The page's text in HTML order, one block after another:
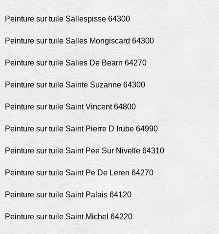
Peinture sur tuile Sallespisse 64300
Peinture sur tuile Salles Mongiscard 64300
Peinture sur tuile Salies De Bearn 64270
Peinture sur tuile Sainte Suzanne 64300
Peinture sur tuile Saint Vincent 64800
Peinture sur tuile Saint Pierre D Irube 64990
Peinture sur tuile Saint Pee Sur Nivelle 64310
Peinture sur tuile Saint Pe De Leren 64270
Peinture sur tuile Saint Palais 64120
Peinture sur tuile Saint Michel 64220